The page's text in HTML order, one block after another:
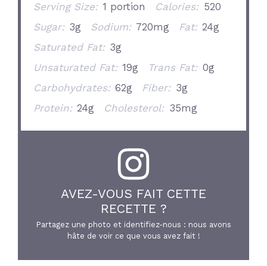
Serving Size: 1 portion Calories: 520
Sugar: 3g Sodium: 720mg Fat: 24g
Saturated Fat: 3g
Unsaturated Fat: 19g Trans Fat: 0g
Carbohydrates: 62g Fiber: 3g
Protein: 24g Cholesterol: 35mg
AVEZ-VOUS FAIT CETTE
RECETTE ?
Partagez une photo et identifiez-nous : nous avons
hâte de voir ce que vous avez fait !